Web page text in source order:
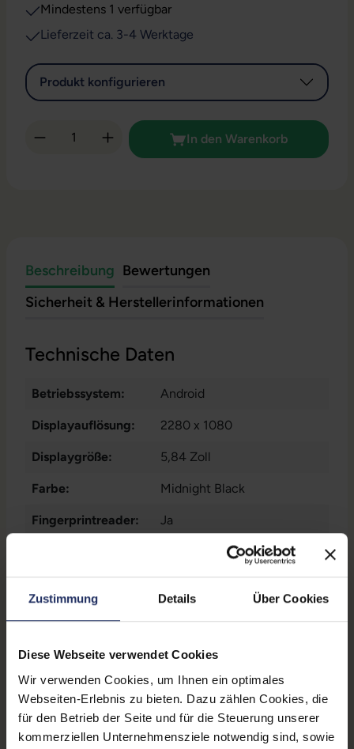
Zustimmung Details Über Cookies
Diese Webseite verwendet Cookies
Wir verwenden Cookies, um Ihnen ein optimales
Webseiten-Erlebnis zu bieten. Dazu zählen Cookies, die
für den Betrieb der Seite und für die Steuerung unserer
kommerziellen Unternehmensziele notwendig sind, sowie
Mindestens 1 verfügbar
Lieferzeit ca. 3-4 Werktage
Produkt konfigurieren
Produkt Anzahl: Gib den gewünschten
In den Warenkorb
Beschreibung Bewertungen
Sicherheit & Herstellerinformationen
Technische Daten
Betriebssystem: Android
Displayauflösung: 2280 x 1080
Displaygröße: 5,84 Zoll
Farbe: Midnight Black
Fingerprintreader: Ja
16 Megapixel
Kommunikation: LTE , Bluetooth
Mehr anzeigen
Markteinführung: 2018